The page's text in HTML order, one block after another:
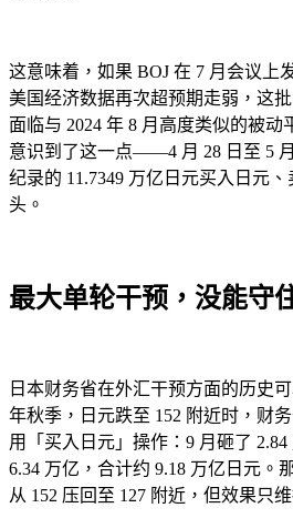
这意味着，如果 BOJ 在 7 月会议上
美国经济数据再次超预期走弱，这
面临与 2024 年 8 月高度类似的被
意识到了这一点——4 月 28 日至 5
纪录的 11.7349 万亿日元买入日元
头。
最大单轮干预，没能守
日本财务省在外汇干预方面的历史
年秋季，日元跌至 152 附近时，财
用「买入日元」操作：9 月砸了
6.34 万亿，合计约 9.18 万亿日元。
从 152 压回至 127 附近，但效果只